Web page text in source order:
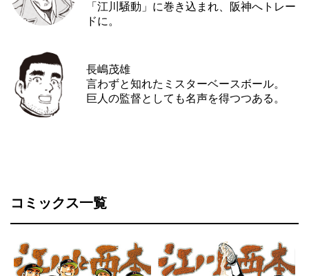
「江川騒動」に巻き込まれ、阪神へトレー
ドに。
長嶋茂雄
言わずと知れたミスターベースボール。
巨人の監督としても名声を得つつある。
コミックス一覧